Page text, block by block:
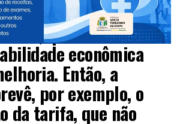
um ponto
que é a
econômica
Então, a
por exemplo, o
da tarifa, que não